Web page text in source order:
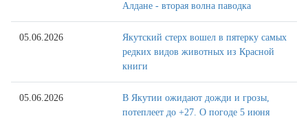
Алдане - вторая волна паводка
05.06.2026
Якутский стерх вошел в пятерку самых
редких видов животных из Красной
книги
05.06.2026
В Якутии ожидают дожди и грозы,
потеплеет до +27. О погоде 5 июня